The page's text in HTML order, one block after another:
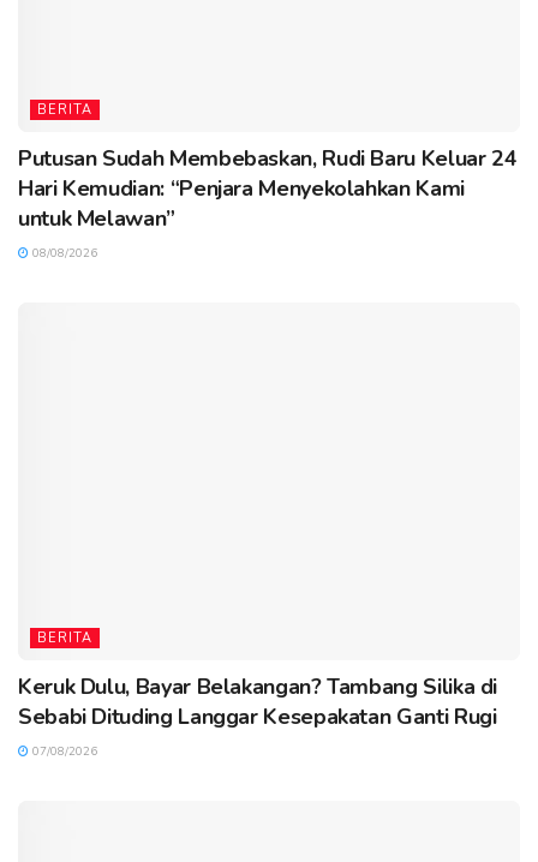
BERITA
Putusan Sudah Membebaskan, Rudi Baru Keluar 24
Hari Kemudian: “Penjara Menyekolahkan Kami
untuk Melawan”
08/08/2026
BERITA
Keruk Dulu, Bayar Belakangan? Tambang Silika di
Sebabi Dituding Langgar Kesepakatan Ganti Rugi
07/08/2026